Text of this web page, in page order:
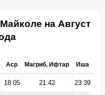
на Август
Аср Магриб, Ифтар Иша
18:05 21:42 23:39